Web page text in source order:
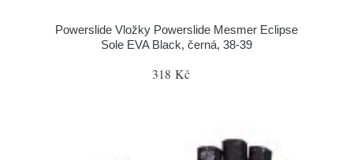
Powerslide Vložky Powerslide Mesmer Eclipse
Sole EVA Black, černá, 38-39
318 Kč